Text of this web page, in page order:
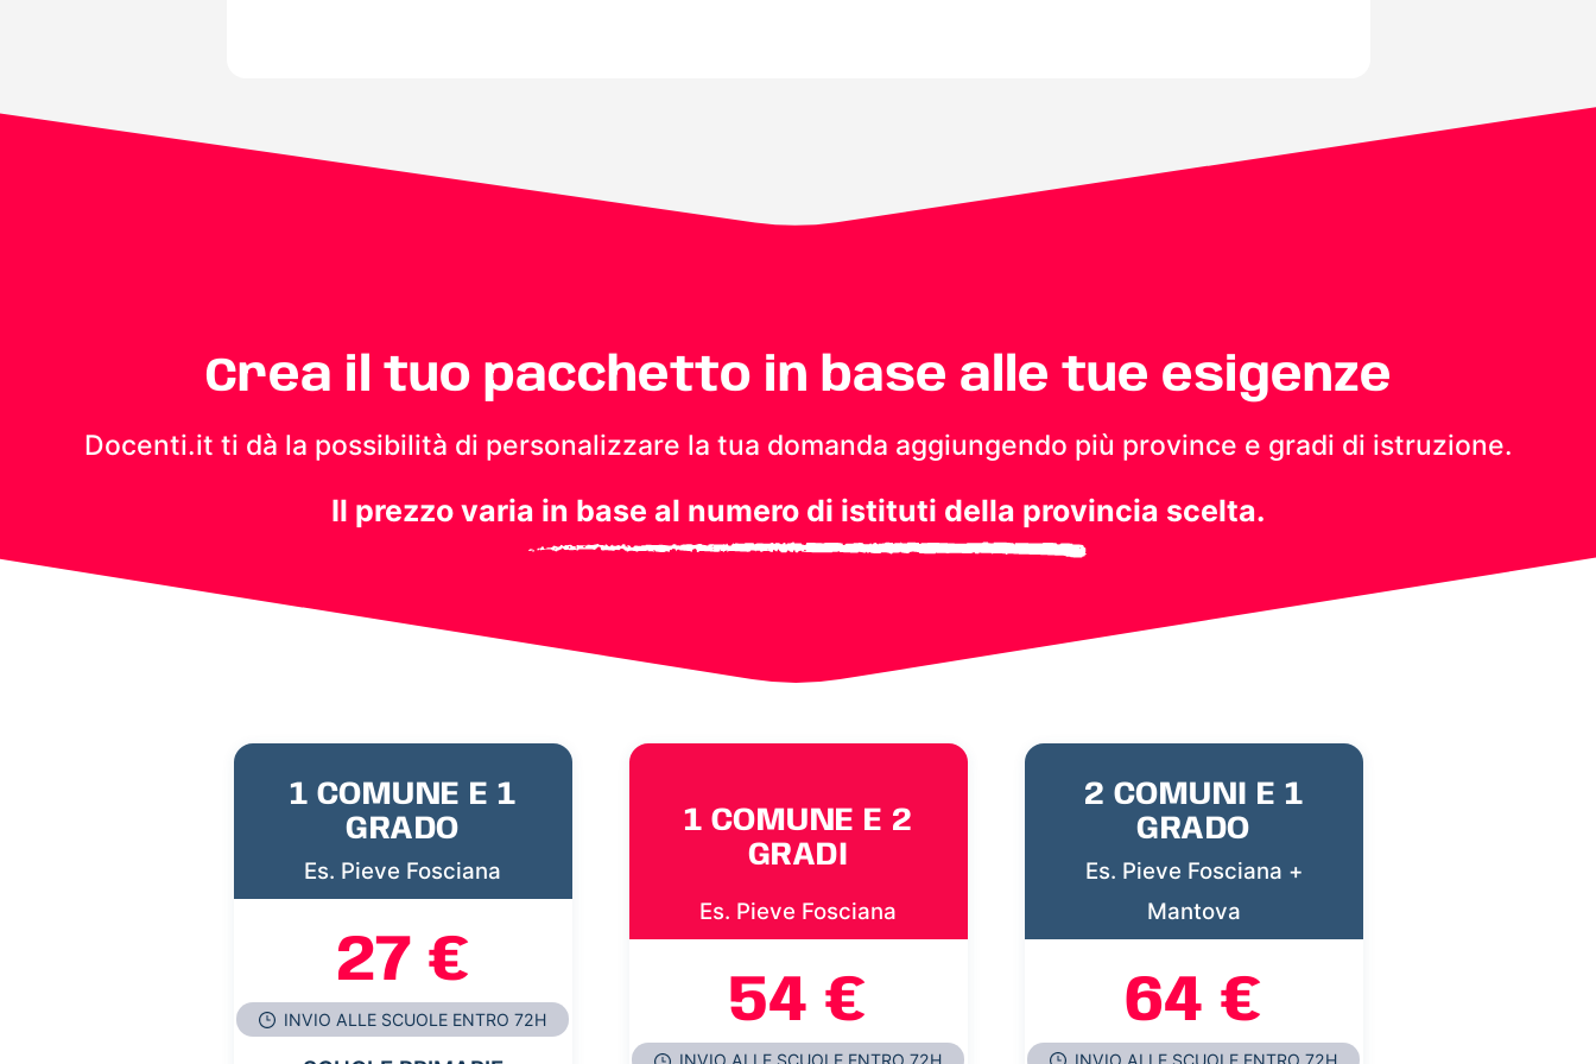
Crea il tuo pacchetto in base alle tue esigenze
Docenti.it ti dà la possibilità di personalizzare la tua domanda aggiungendo più province e gradi di istruzione.
Il prezzo varia in base al numero di istituti della provincia scelta.
1 COMUNE E 1
GRADO
Es. Pieve Fosciana
27 €
INVIO ALLE SCUOLE ENTRO 72H
1 COMUNE E 2
GRADI
Es. Pieve Fosciana
54 €
2 COMUNI E 1
GRADO
Es. Pieve Fosciana +
Mantova
64 €
INVIO ALLE SCUOLE ENTRO 72H